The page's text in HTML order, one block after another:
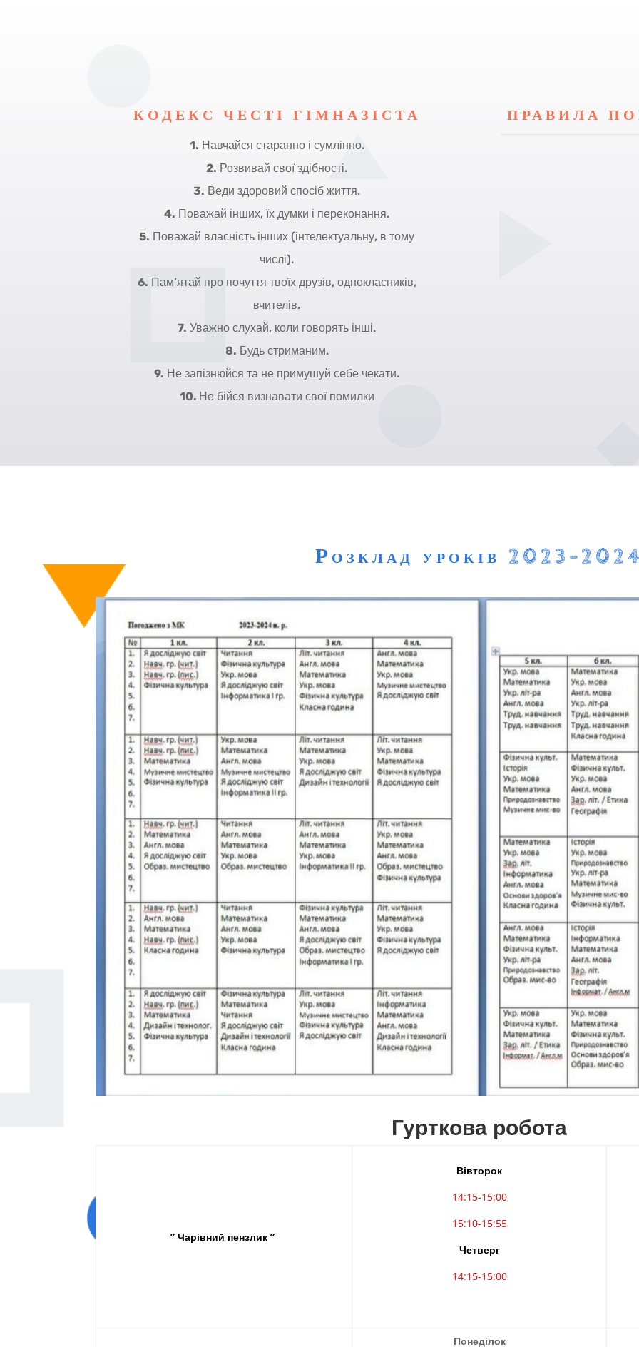
КОДЕКС ЧЕСТІ ГІМНАЗІСТА
1. Навчайся старанно і сумлінно.
2. Розвивай свої здібності.
3. Веди здоровий спосіб життя.
4. Поважай інших, їх думки і переконання.
5. Поважай власність інших (інтелектуальну, в тому
числі).
6. Пам’ятай про почуття твоїх друзів, однокласників,
вчителів.
7. Уважно слухай, коли говорять інші.
8. Будь стриманим.
9. Не запізнюйся та не примушуй себе чекати.
10. Не бійся визнавати свої помилки
ПРАВИЛА
Розклад уроків 2023-
Гурткова робота
” Чарівний пензлик ”
Вівторок
14:15-15:00
15:10-15:55
Четверг
14:15-15:00
Понеділок